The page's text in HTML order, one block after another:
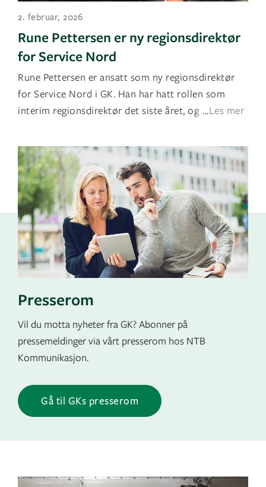
2. februar, 2026
Rune Pettersen er ny regionsdirektør
for Service Nord
Rune Pettersen er ansatt som ny regionsdirektør
for Service Nord i GK. Han har hatt rollen som
interim regionsdirektør det siste året, og går n
...Les mer
Presserom
Vil du motta nyheter fra GK? Abonner på
pressemeldinger via vårt presserom hos NTB
Kommunikasjon.
Gå til GKs presserom